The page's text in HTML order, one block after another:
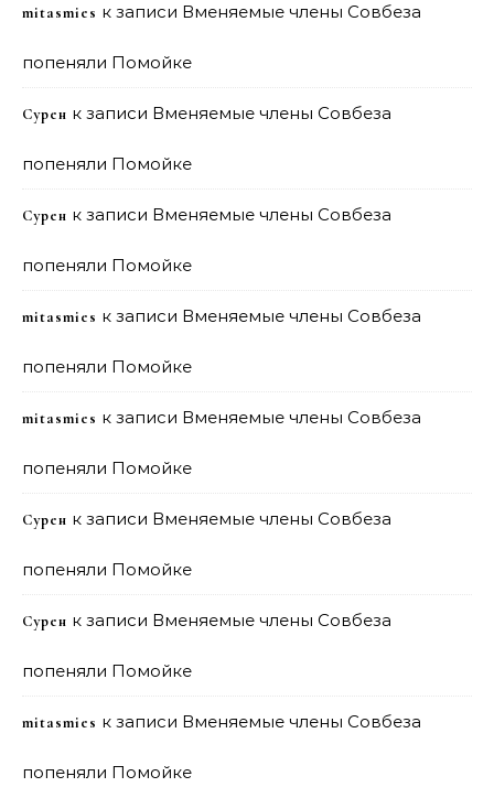
mitasmies к записи Вменяемые члены Совбеза
попеняли Помойке
Сурен к записи Вменяемые члены Совбеза
попеняли Помойке
Сурен к записи Вменяемые члены Совбеза
попеняли Помойке
mitasmies к записи Вменяемые члены Совбеза
попеняли Помойке
mitasmies к записи Вменяемые члены Совбеза
попеняли Помойке
Сурен к записи Вменяемые члены Совбеза
попеняли Помойке
Сурен к записи Вменяемые члены Совбеза
попеняли Помойке
mitasmies к записи Вменяемые члены Совбеза
попеняли Помойке